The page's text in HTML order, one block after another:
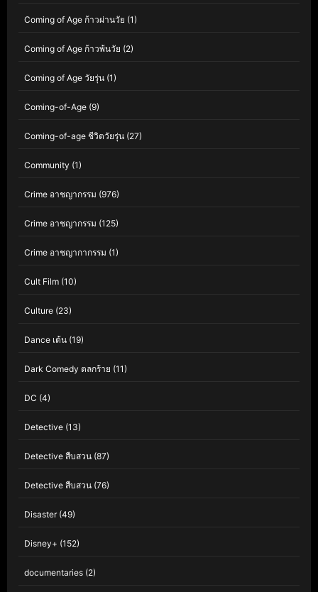
Coming of Age ก้าวผ่านวัย (1)
Coming of Age ก้าวพ้นวัย (2)
Coming of Age วัยรุ่น (1)
Coming-of-Age (9)
Coming-of-age ชีวิตวัยรุ่น (27)
Community (1)
Crime อาชญากรรม (976)
Crime อาชญากรรม (125)
Crime อาชญากากรรม (1)
Cult Film (10)
Culture (23)
Dance เต้น (19)
Dark Comedy ตลกร้าย (11)
DC (4)
Detective (13)
Detective สืบสวน (87)
Detective สืบสวน (76)
Disaster(49)
Disney+ (152)
documentaries (2)